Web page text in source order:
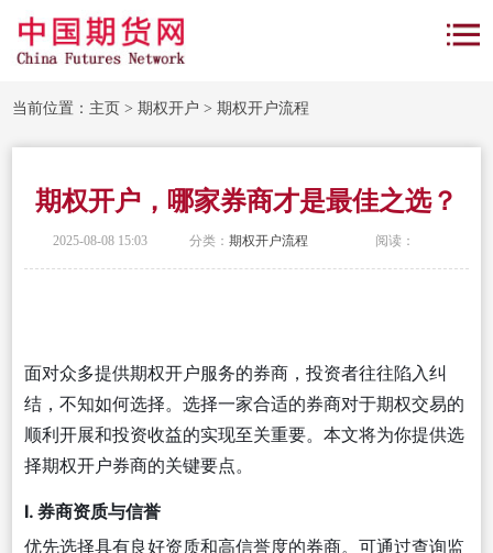
当前位置： 主页 >期权开户 >期权开户流程
期权开户，哪家券商才是最佳之选？
2025-08-08 15:03 分类： 期权开户流程 阅读：
面对众多提供期权开户服务的券商，投资者往往陷入纠
结，不知如何选择。选择一家合适的券商对于期权交易的
顺利开展和投资收益的实现至关重要。本文将为你提供选
择期权开户券商的关键要点。
I. 券商资质与信誉
优先选择具有良好资质和高信誉度的券商。可通过查询监